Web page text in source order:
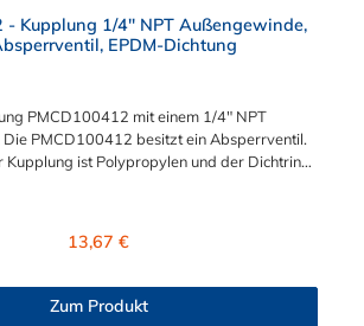
- Kupplung 1/4" NPT Außengewinde,
EPDM-Dichtung
PMCD100412 mit einem 1/4" NPT
PMCD100412 besitzt ein Absperrventil.
Kupplung ist Polypropylen und der Dichtring
Regulärer Preis:
13,67 €
Zum Produkt